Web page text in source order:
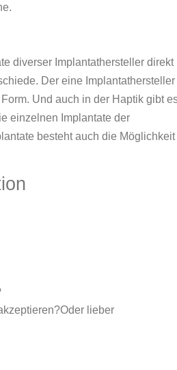
diverser Implantathersteller direkt
Der eine Implantathersteller
Und auch in der Haptik gibt
einzelnen Implantate der
besteht auch die Möglichkeit
lieber